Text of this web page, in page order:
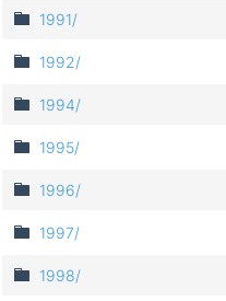
1991/
1992/
1994/
1995/
1996/
1997/
1998/